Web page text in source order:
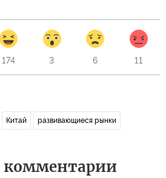
174 3 6 11
Китай развивающиеся рынки
комментарии